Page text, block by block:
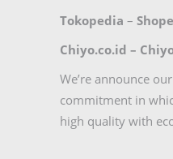
Tokopedia –
Chiyo.co.id –
We’re announce
commitment in
high quality with